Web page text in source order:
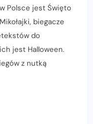
Polsce jest Święto
biegacze
do
jest Halloween.
z nutką